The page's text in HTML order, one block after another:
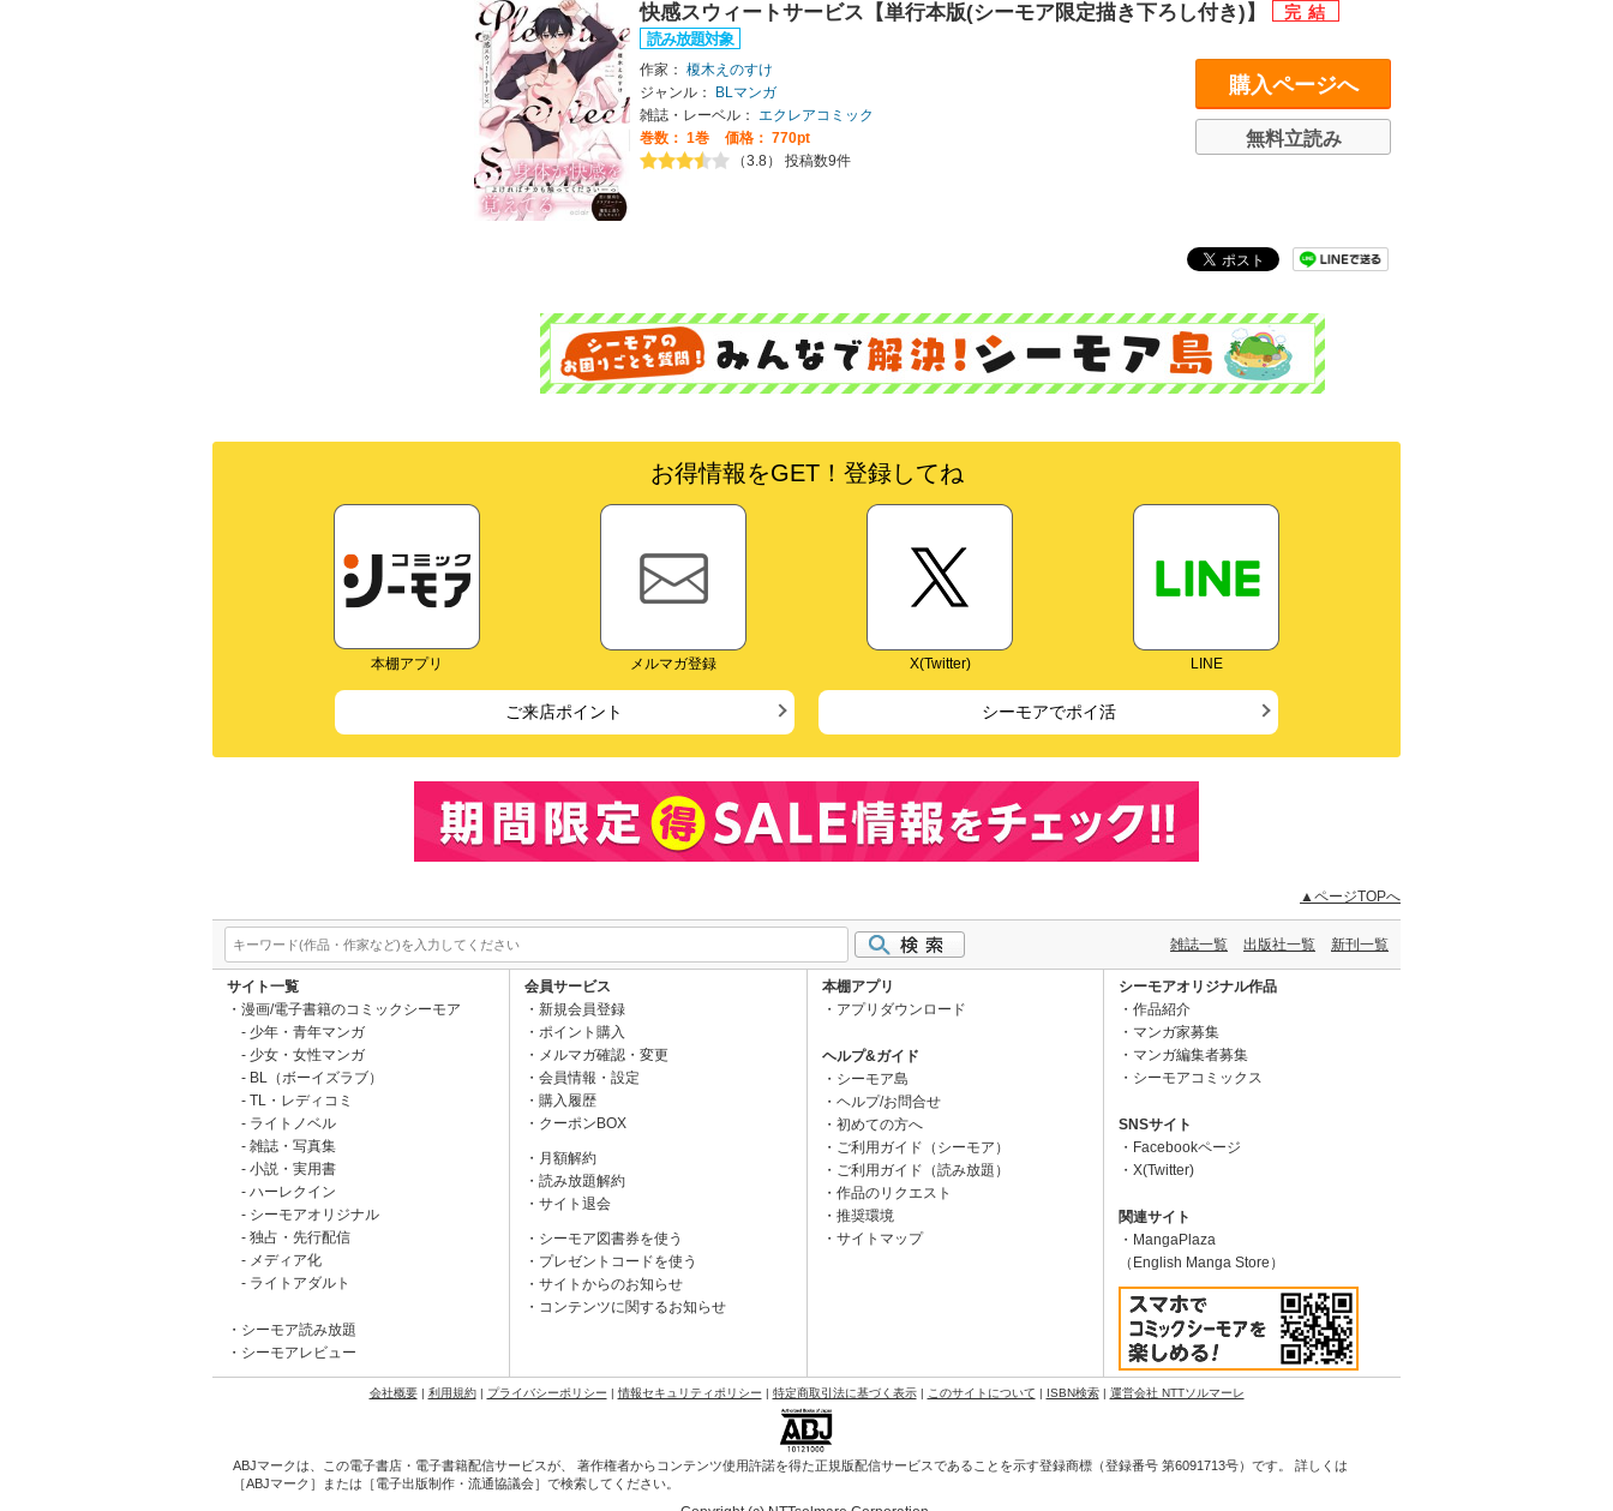
快感スウィートサービス【単行本版(シーモア限定描き下ろし付き)】
作家： 榎木えのすけ
ジャンル：
BLマンガ
雑誌・レーベル： エクレアコミック
巻数： 1巻
価格： 770pt
（3.8） 投稿数9件
購入ページへ
無料立読み
お得情報をGET！登録してね
本棚アプリ メルマガ登録 X(Twitter) LINE
ご来店ポイント シーモアでポイ活
▲ページTOPへ
雑誌一覧 出版社一覧 新刊一覧
サイト一覧
漫画/電子書籍のコミックシーモア
少年・青年マンガ
少女・女性マンガ
BL（ボーイズラブ）
TL・レディコミ
ライトノベル
雑誌・写真集
小説・実用書
ハーレクイン
シーモアオリジナル
独占・先行配信
メディア化
ライトアダルト
シーモア読み放題
シーモアレビュー
会員サービス
新規会員登録
ポイント購入
メルマガ確認・変更
会員情報・設定
購入履歴
クーポンBOX
月額解約
読み放題解約
サイト退会
シーモア図書券を使う
プレゼントコードを使う
サイトからのお知らせ
コンテンツに関するお知らせ
本棚アプリ
アプリダウンロード
ヘルプ&ガイド
シーモア島
ヘルプ/お問合せ
初めての方へ
ご利用ガイド（シーモア）
ご利用ガイド（読み放題）
作品のリクエスト
推奨環境
サイトマップ
シーモアオリジナル作品
作品紹介
マンガ家募集
マンガ編集者募集
シーモアコミックス
SNSサイト
Facebookページ
X(Twitter)
関連サイト
MangaPlaza
（English Manga Store）
会社概要| 利用規約| プライバシーポリシー | 情報セキュリティポリシー | 特定商取引法に基づく表示| このサイトについて | ISBN検索| 運営会社 NTTソルマーレ
ABJマークは、この電子書店・電子書籍配信サービスが、 著作権者からコンテンツ使用許諾を得た正規版配信サービスであることを示す登録商標（登録番号 第6091713号）です。 詳しくは
［ABJマーク］または［電子出版制作・流通協議会］で検索してください。